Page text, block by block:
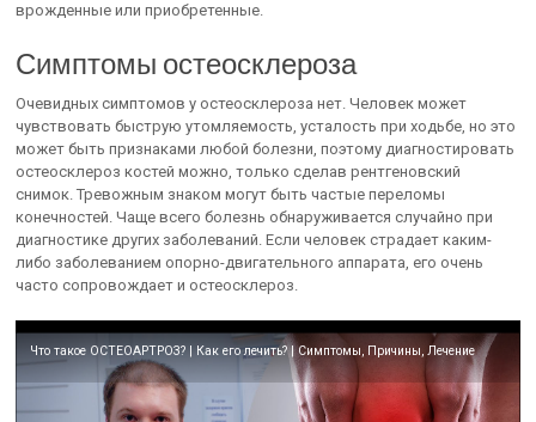
врожденные или приобретенные.
Симптомы остеосклероза
Очевидных симптомов у остеосклероза нет. Человек может
чувствовать быструю утомляемость, усталость при ходьбе, но это
может быть признаками любой болезни, поэтому диагностировать
остеосклероз костей можно, только сделав рентгеновский
снимок. Тревожным знаком могут быть частые переломы
конечностей. Чаще всего болезнь обнаруживается случайно при
диагностике других заболеваний. Если человек страдает каким-
либо заболеванием опорно-двигательного аппарата, его очень
часто сопровождает и остеосклероз.
Что такое ОСТЕОАРТРОЗ? | Как его лечить? | Симптомы, Причины, Лечение